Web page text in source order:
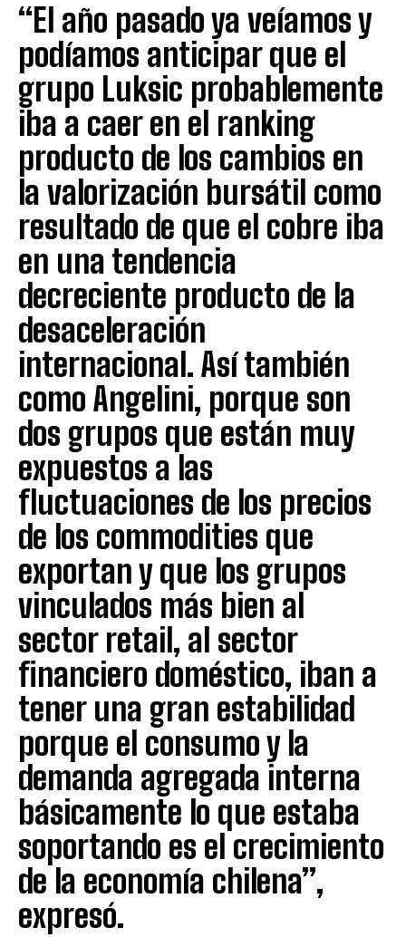
“El año pasado ya veíamos y
podíamos anticipar que el
grupo Luksic probablemente
iba a caer en el ranking
producto de los cambios en
la valorización bursátil como
resultado de que el cobre iba
en una tendencia
decreciente producto de la
desaceleración
internacional. Así también
como Angelini, porque son
dos grupos que están muy
expuestos a las
fluctuaciones de los precios
de los commodities que
exportan y que los grupos
vinculados más bien al
sector retail, al sector
financiero doméstico, iban a
tener una gran estabilidad
porque el consumo y la
demanda agregada interna
básicamente lo que estaba
soportando es el crecimiento
de la economía chilena”,
expresó.